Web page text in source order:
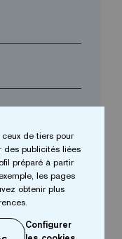
de tiers pour
des publicités liées
préparé à partir
les pages
obtenir plus
Configurer